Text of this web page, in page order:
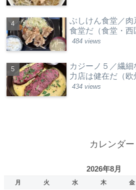
ぶしけん食堂／
食堂だ（食堂・西
484 views
カジーノ５／繊
力店は健在だ（欧
434 views
カレンダー
2026年8月
月 火 水 木 金